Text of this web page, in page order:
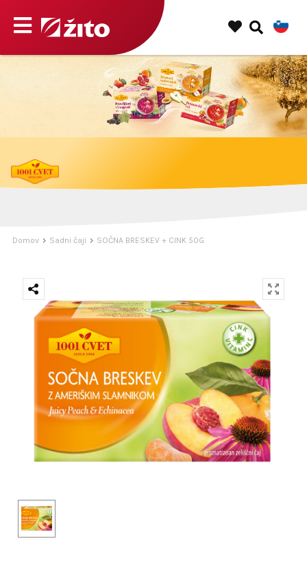
Domov Sadni čaji SOČNA BRESKEV + CINK 50G